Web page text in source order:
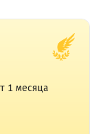
1 месяца